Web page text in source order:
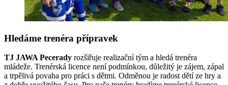
Hledáme trenéra přípravek
TJ JAWA Pecerady rozšiřuje realizační tým a hledá trenéra
mládeže. Trenérská licence není podmínkou, důležitý je zájem, zápal
a trpělivá povaha pro práci s dětmi. Odměnou je radost dětí ze hry a